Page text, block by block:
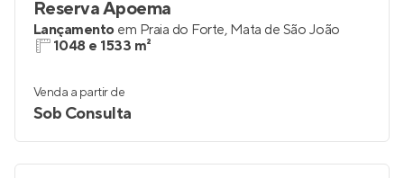
Reserva Apoema
Lançamento em Praia do Forte, Mata de São João
1048 e 1533 m²
Venda a partir de
Sob Consulta